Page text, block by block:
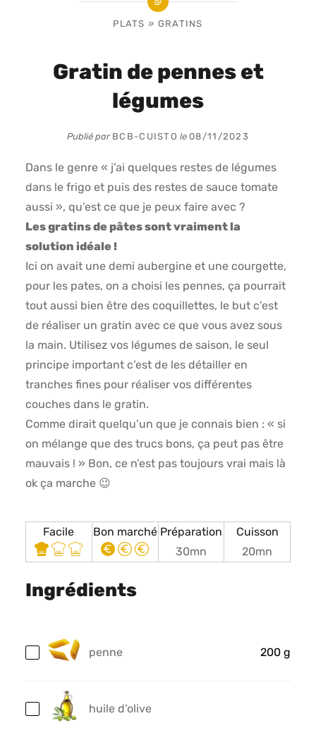
PLATS » GRATINS
Gratin de pennes et
légumes
Publié par BCB-CUISTO le 08/11/2023
Dans le genre « j’ai quelques restes de légumes
dans le frigo et puis des restes de sauce tomate
aussi », qu’est ce que je peux faire avec ?
Les gratins de pâtes sont vraiment la
solution idéale !
Ici on avait une demi aubergine et une courgette,
pour les pates, on a choisi les pennes, ça pourrait
tout aussi bien être des coquillettes, le but c’est
de réaliser un gratin avec ce que vous avez sous
la main. Utilisez vos légumes de saison, le seul
principe important c’est de les détailler en
tranches fines pour réaliser vos différentes
couches dans le gratin.
Comme dirait quelqu’un que je connais bien : « si
on mélange que des trucs bons, ça peut pas être
mauvais ! » Bon, ce n’est pas toujours vrai mais là
ok ça marche 😉
Facile Bon marché Préparation
30mn
Cuisson
20mn
Ingrédients
penne 200 g
huile d’olive